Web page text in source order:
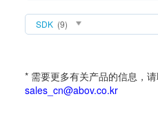
SDK (9)
* 需要更多有关产品的信息，请
sales_cn@abov.co.kr